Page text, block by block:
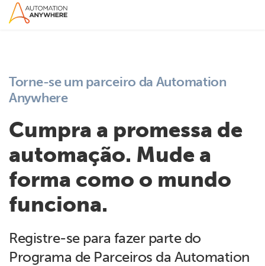
Torne-se um parceiro da Automation
Anywhere
Cumpra a promessa de
automação. Mude a
forma como o mundo
funciona.
Registre-se para fazer parte do
Programa de Parceiros da Automation